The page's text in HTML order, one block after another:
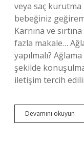
veya saç
bebeğiniz
Karnına ve
fazla makale…
yapılmalı?
şekilde
iletişim tercih
Devamını okuyun